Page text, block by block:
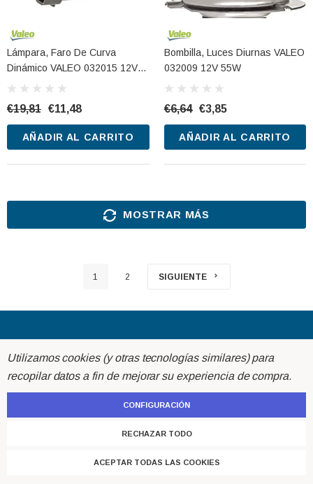
Lámpara, Faro De Curva
Dinámico VALEO 032015 12V
51W
€19,81 €11,48
AÑADIR AL CARRITO
Bombilla, Luces Diurnas VALEO
032009 12V 55W
€6,64 €3,85
AÑADIR AL CARRITO
MOSTRAR MÁS
1 2 SIGUIENTE
Acerca de
Ayuda
Utilizamos cookies (y otras tecnologías similares) para
recopilar datos a fin de mejorar su experiencia de compra.
CONFIGURACIÓN
RECHAZAR TODO
ACEPTAR TODAS LAS COOKIES